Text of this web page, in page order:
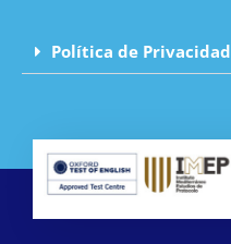
Política de Privacidad